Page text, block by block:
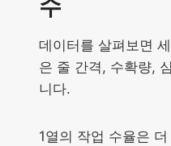
수
데이터를 살펴보면
은 줄 간격, 수확량,
니다.
1열의 작업 수율은